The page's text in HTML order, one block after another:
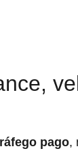
pago,